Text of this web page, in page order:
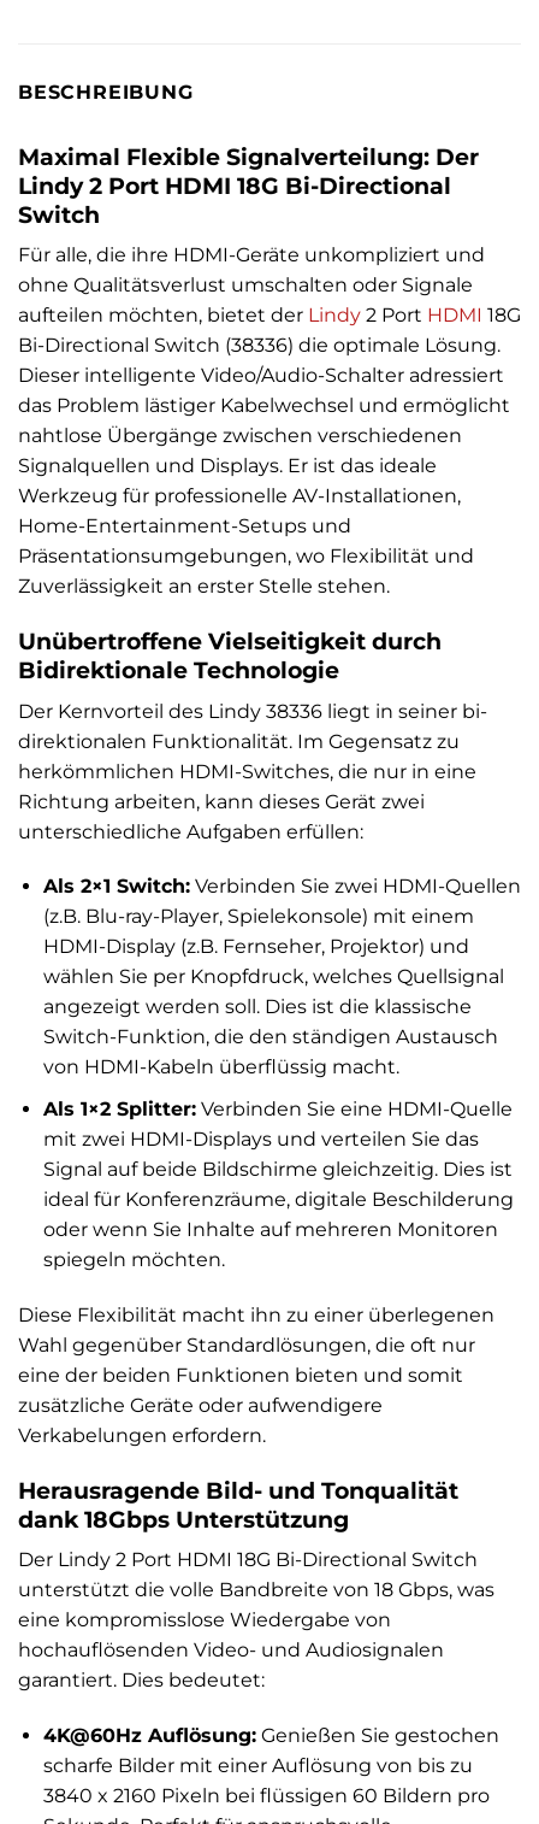
BESCHREIBUNG
Maximal Flexible Signalverteilung: Der
Lindy 2 Port HDMI 18G Bi-Directional
Switch
Für alle, die ihre HDMI-Geräte unkompliziert und
ohne Qualitätsverlust umschalten oder Signale
aufteilen möchten, bietet der Lindy 2 Port HDMI 18G
Bi-Directional Switch (38336) die optimale Lösung.
Dieser intelligente Video/Audio-Schalter adressiert
das Problem lästiger Kabelwechsel und ermöglicht
nahtlose Übergänge zwischen verschiedenen
Signalquellen und Displays. Er ist das ideale
Werkzeug für professionelle AV-Installationen,
Home-Entertainment-Setups und
Präsentationsumgebungen, wo Flexibilität und
Zuverlässigkeit an erster Stelle stehen.
Unübertroffene Vielseitigkeit durch
Bidirektionale Technologie
Der Kernvorteil des Lindy 38336 liegt in seiner bi-
direktionalen Funktionalität. Im Gegensatz zu
herkömmlichen HDMI-Switches, die nur in eine
Richtung arbeiten, kann dieses Gerät zwei
unterschiedliche Aufgaben erfüllen:
Als 2×1 Switch:Verbinden Sie zwei HDMI-Quellen
(z.B. Blu-ray-Player, Spielekonsole) mit einem
HDMI-Display (z.B. Fernseher, Projektor) und
wählen Sie per Knopfdruck, welches Quellsignal
angezeigt werden soll. Dies ist die klassische
Switch-Funktion, die den ständigen Austausch
von HDMI-Kabeln überflüssig macht.
Als 1×2 Splitter:Verbinden Sie eine HDMI-Quelle
mit zwei HDMI-Displays und verteilen Sie das
Signal auf beide Bildschirme gleichzeitig. Dies ist
ideal für Konferenzräume, digitale Beschilderung
oder wenn Sie Inhalte auf mehreren Monitoren
spiegeln möchten.
Diese Flexibilität macht ihn zu einer überlegenen
Wahl gegenüber Standardlösungen, die oft nur
eine der beiden Funktionen bieten und somit
zusätzliche Geräte oder aufwendigere
Verkabelungen erfordern.
Herausragende Bild- und Tonqualität
dank 18Gbps Unterstützung
Der Lindy 2 Port HDMI 18G Bi-Directional Switch
unterstützt die volle Bandbreite von 18 Gbps, was
eine kompromisslose Wiedergabe von
hochauflösenden Video- und Audiosignalen
garantiert. Dies bedeutet:
4K@60Hz Auflösung:Genießen Sie gestochen
scharfe Bilder mit einer Auflösung von bis zu
3840 x 2160 Pixeln bei flüssigen 60 Bildern pro